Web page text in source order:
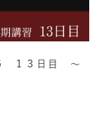
１３日目 ～